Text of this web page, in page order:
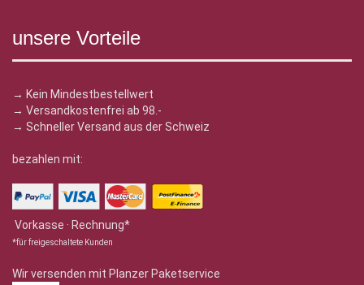
unsere Vorteile
→ Kein Mindestbestellwert
→ Versandkostenfrei ab 98.-
→ Schneller Versand aus der Schweiz
bezahlen mit:
Vorkasse · Rechnung*
*für freigeschaltete Kunden
Wir versenden mit Planzer Paketservice